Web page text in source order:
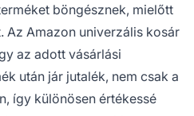
böngésznek, mielőtt
Az Amazon univerzális kosár
az adott vásárlási
után jár jutalék, nem csak a
így különösen értékessé